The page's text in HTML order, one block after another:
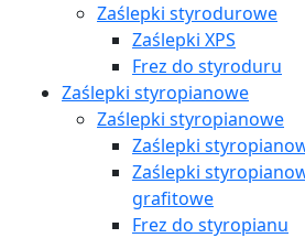
Zaślepki styrodurowe
Zaślepki XPS
Frez do styroduru
Zaślepki styropianowe
Zaślepki styropianowe
Zaślepki
Zaślepki
grafitowe
Frez do styropianu